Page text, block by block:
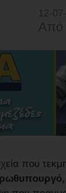
12-
Από
που